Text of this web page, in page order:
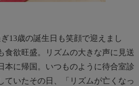
13歳の誕生日も笑顔で迎えまし
食欲旺盛。リズムの大きな声に見送
本に帰国。いつものように待合室診
ていたその日、「リズムが亡くなっ